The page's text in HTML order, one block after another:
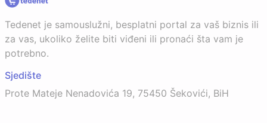
Tedenet je samouslužni, besplatni portal za vaš biznis ili
za vas, ukoliko želite biti viđeni ili pronaći šta vam je
potrebno.
Sjedište
Prote Mateje Nenadovića 19, 75450 Šekovići, BiH